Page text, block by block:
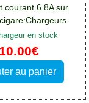
courant 6.8A sur
Nokia 1en stock
10.00€
au panier